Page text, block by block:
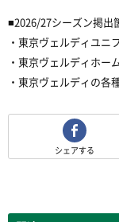
■2026/27シーズン掲出
・東京ヴェルディユニ
・東京ヴェルディホー
・東京ヴェルディの各
シェアする